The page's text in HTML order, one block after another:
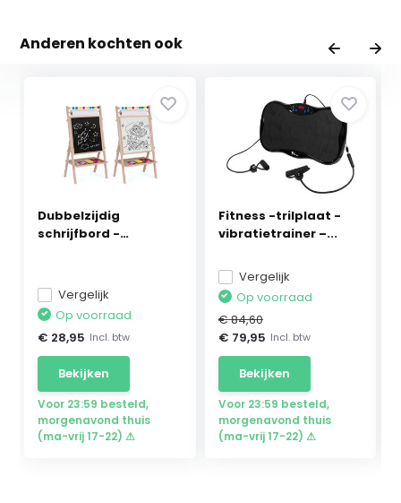
Anderen kochten ook
Dubbelzijdig
schrijfbord -
Vergelijk
Op voorraad
€ 28,95 Incl. btw
Bekijken
Voor 23:59 besteld,
morgenavond thuis
(ma-vrij 17-22) ⚠
Fitness -trilplaat -
vibratietrainer –...
Vergelijk
Op voorraad
€ 84,60
€ 79,95 Incl. btw
Bekijken
Voor 23:59 besteld,
morgenavond thuis
(ma-vrij 17-22) ⚠